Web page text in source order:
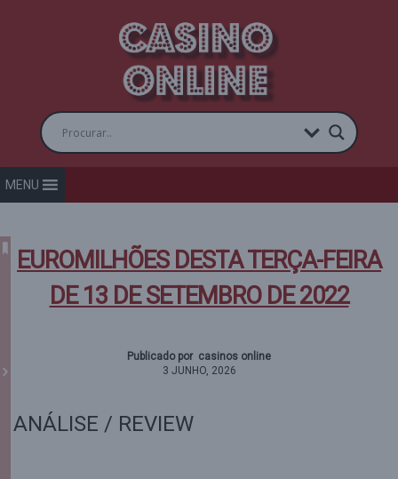
MENU
EUROMILHÕES DESTA TERÇA-FEIRA
DE 13 DE SETEMBRO DE 2022
Publicado por casinos online
3 JUNHO, 2026
ANÁLISE / REVIEW